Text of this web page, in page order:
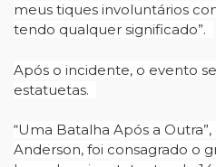
meus tiques involuntários
tendo qualquer significado”.
Após o incidente, o evento
estatuetas.
“Uma Batalha Após a
Anderson, foi consagrado o